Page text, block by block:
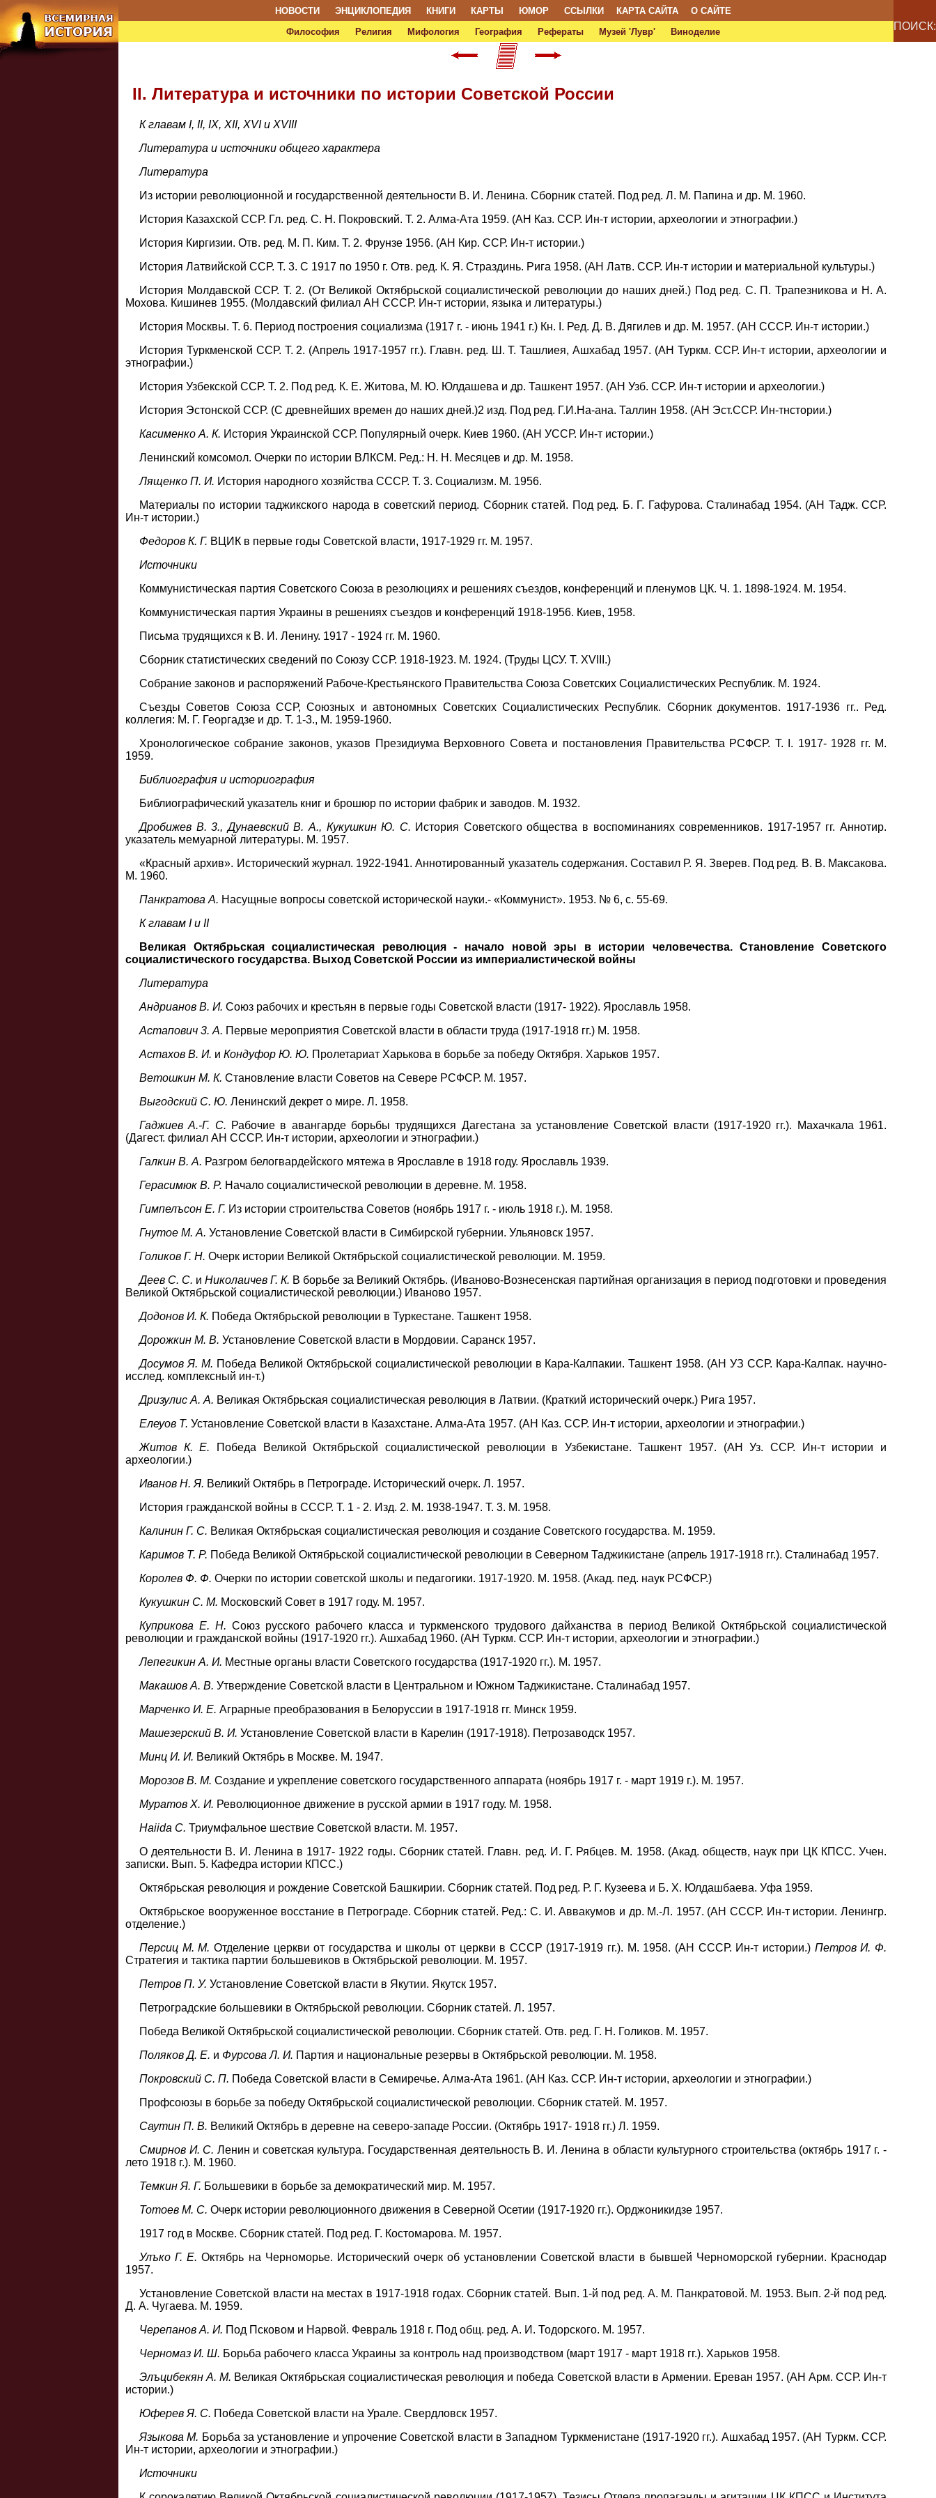
НОВОСТИ ЭНЦИКЛОПЕДИЯ КНИГИ КАРТЫ ЮМОР ССЫЛКИ КАРТА САЙТА
О САЙТЕ
Философия
Религия Мифология География Рефераты Музей 'Лувр' Виноделие ПОИСК:
II. Литература и источники по истории Советской России
К главам I, II, IX, XII, XVI и XVIII
Литература и источники общего характера
Литература
Из истории революционной и государственной деятельности В. И. Ленина. Сборник статей. Под ред. Л. М. Папина и др. М. 1960.
История Казахской ССР. Гл. ред. С. Н. Покровский. Т. 2. Алма-Ата 1959. (АН Каз. ССР. Ин-т истории, археологии и этнографии.)
История Киргизии. Отв. ред. М. П. Ким. Т. 2. Фрунзе 1956. (АН Кир. ССР. Ин-т истории.)
История Латвийской ССР. Т. 3. С 1917 по 1950 г. Отв. ред. К. Я. Страздинь. Рига 1958. (АН Латв. ССР. Ин-т истории и материальной культуры.)
История Молдавской ССР. Т. 2. (От Великой Октябрьской социалистической революции до наших дней.) Под ред. С. П. Трапезникова и Н. А.
Мохова. Кишинев 1955. (Молдавский филиал АН СССР. Ин-т истории, языка и литературы.)
История Москвы. Т. 6. Период построения социализма (1917 г. - июнь 1941 г.) Кн. I. Ред. Д. В. Дягилев и др. М. 1957. (АН СССР. Ин-т истории.)
История Туркменской ССР. Т. 2. (Апрель 1917-1957 гг.). Главн. ред. Ш. Т. Ташлиея, Ашхабад 1957. (АН Туркм. ССР. Ин-т истории, археологии и
этнографии.)
История Узбекской ССР. Т. 2. Под ред. К. Е. Житова, М. Ю. Юлдашева и др. Ташкент 1957. (АН Узб. ССР. Ин-т истории и археологии.)
История Эстонской ССР. (С древнейших времен до наших дней.)2 изд. Под ред. Г.И.На-ана. Таллин 1958. (АН Эст.ССР. Ин-тнстории.)
Касименко А. К. История Украинской ССР. Популярный очерк. Киев 1960. (АН УССР. Ин-т истории.)
Ленинский комсомол. Очерки по истории ВЛКСМ. Ред.: Н. Н. Месяцев и др. М. 1958.
Лященко П. И. История народного хозяйства СССР. Т. 3. Социализм. М. 1956.
Материалы по истории таджикского народа в советский период. Сборник статей. Под ред. Б. Г. Гафурова. Сталинабад 1954. (АН Тадж. ССР.
Ин-т истории.)
Федоров К. Г. ВЦИК в первые годы Советской власти, 1917-1929 гг. М. 1957.
Источники
Коммунистическая партия Советского Союза в резолюциях и решениях съездов, конференций и пленумов ЦК. Ч. 1. 1898-1924. М. 1954.
Коммунистическая партия Украины в решениях съездов и конференций 1918-1956. Киев, 1958.
Письма трудящихся к В. И. Ленину. 1917 - 1924 гг. М. 1960.
Сборник статистических сведений по Союзу ССР. 1918-1923. М. 1924. (Труды ЦСУ. Т. XVIII.)
Собрание законов и распоряжений Рабоче-Крестьянского Правительства Союза Советских Социалистических Республик. М. 1924.
Съезды Советов Союза ССР, Союзных и автономных Советских Социалистических Республик. Сборник документов. 1917-1936 гг.. Ред.
коллегия: М. Г. Георгадзе и др. Т. 1-3., М. 1959-1960.
Хронологическое собрание законов, указов Президиума Верховного Совета и постановления Правительства РСФСР. Т. I. 1917- 1928 гг. М.
1959.
Библиография и историография
Библиографический указатель книг и брошюр по истории фабрик и заводов. М. 1932.
Дробижев В. 3., Дунаевский В. А., Кукушкин Ю. С. История Советского общества в воспоминаниях современников. 1917-1957 гг. Аннотир.
указатель мемуарной литературы. М. 1957.
«Красный архив». Исторический журнал. 1922-1941. Аннотированный указатель содержания. Составил Р. Я. Зверев. Под ред. В. В. Максакова.
М. 1960.
Панкратова А. Насущные вопросы советской исторической науки.- «Коммунист». 1953. № 6, с. 55-69.
К главам I и II
Великая Октябрьская социалистическая революция - начало новой эры в истории человечества. Становление Советского
социалистического государства. Выход Советской России из империалистической войны
Литература
Андрианов В. И. Союз рабочих и крестьян в первые годы Советской власти (1917- 1922). Ярославль 1958.
Астапович 3. А. Первые мероприятия Советской власти в области труда (1917-1918 гг.) М. 1958.
Астахов В. И. и Кондуфор Ю. Ю. Пролетариат Харькова в борьбе за победу Октября. Харьков 1957.
Ветошкин М. К. Становление власти Советов на Севере РСФСР. М. 1957.
Выгодский С. Ю. Ленинский декрет о мире. Л. 1958.
Гаджиев А.-Г. С. Рабочие в авангарде борьбы трудящихся Дагестана за установление Советской власти (1917-1920 гг.). Махачкала 1961.
(Дагест. филиал АН СССР. Ин-т истории, археологии и этнографии.)
Галкин В. А. Разгром белогвардейского мятежа в Ярославле в 1918 году. Ярославль 1939.
Герасимюк В. Р. Начало социалистической революции в деревне. М. 1958.
Гимпелъсон Е. Г. Из истории строительства Советов (ноябрь 1917 г. - июль 1918 г.). М. 1958.
Гнутое М. А. Установление Советской власти в Симбирской губернии. Ульяновск 1957.
Голиков Г. Н. Очерк истории Великой Октябрьской социалистической революции. М. 1959.
Деев С. С. и Николаичев Г. К. В борьбе за Великий Октябрь. (Иваново-Вознесенская партийная организация в период подготовки и проведения
Великой Октябрьской социалистической революции.) Иваново 1957.
Додонов И. К. Победа Октябрьской революции в Туркестане. Ташкент 1958.
Дорожкин М. В. Установление Советской власти в Мордовии. Саранск 1957.
Досумов Я. М. Победа Великой Октябрьской социалистической революции в Кара-Калпакии. Ташкент 1958. (АН УЗ ССР. Кара-Калпак. научно-
исслед. комплексный ин-т.)
Дризулис А. А. Великая Октябрьская социалистическая революция в Латвии. (Краткий исторический очерк.) Рига 1957.
Елеуов Т. Установление Советской власти в Казахстане. Алма-Ата 1957. (АН Каз. ССР. Ин-т истории, археологии и этнографии.)
Житов К. Е. Победа Великой Октябрьской социалистической революции в Узбекистане. Ташкент 1957. (АН Уз. ССР. Ин-т истории и
археологии.)
Иванов Н. Я. Великий Октябрь в Петрограде. Исторический очерк. Л. 1957.
История гражданской войны в СССР. Т. 1 - 2. Изд. 2. М. 1938-1947. Т. 3. М. 1958.
Калинин Г. С. Великая Октябрьская социалистическая революция и создание Советского государства. М. 1959.
Каримов Т. Р. Победа Великой Октябрьской социалистической революции в Северном Таджикистане (апрель 1917-1918 гг.). Сталинабад 1957.
Королев Ф. Ф. Очерки по истории советской школы и педагогики. 1917-1920. М. 1958. (Акад. пед. наук РСФСР.)
Кукушкин С. М. Московский Совет в 1917 году. М. 1957.
Куприкова Е. Н. Союз русского рабочего класса и туркменского трудового дайханства в период Великой Октябрьской социалистической
революции и гражданской войны (1917-1920 гг.). Ашхабад 1960. (АН Туркм. ССР. Ин-т истории, археологии и этнографии.)
Лепегикин А. И. Местные органы власти Советского государства (1917-1920 гг.). М. 1957.
Макашов А. В. Утверждение Советской власти в Центральном и Южном Таджикистане. Сталинабад 1957.
Марченко И. Е. Аграрные преобразования в Белоруссии в 1917-1918 гг. Минск 1959.
Машезерский В. И. Установление Советской власти в Карелин (1917-1918). Петрозаводск 1957.
Минц И. И. Великий Октябрь в Москве. М. 1947.
Морозов В. М. Создание и укрепление советского государственного аппарата (ноябрь 1917 г. - март 1919 г.). М. 1957.
Муратов X. И. Революционное движение в русской армии в 1917 году. М. 1958.
Haiida С. Триумфальное шествие Советской власти. М. 1957.
О деятельности В. И. Ленина в 1917- 1922 годы. Сборник статей. Главн. ред. И. Г. Рябцев. М. 1958. (Акад. обществ, наук при ЦК КПСС. Учен.
записки. Вып. 5. Кафедра истории КПСС.)
Октябрьская революция и рождение Советской Башкирии. Сборник статей. Под ред. Р. Г. Кузеева и Б. X. Юлдашбаева. Уфа 1959.
Октябрьское вооруженное восстание в Петрограде. Сборник статей. Ред.: С. И. Аввакумов и др. М.-Л. 1957. (АН СССР. Ин-т истории. Ленингр.
отделение.)
Персиц М. М. Отделение церкви от государства и школы от церкви в СССР (1917-1919 гг.). М. 1958. (АН СССР. Ин-т истории.) Петров И. Ф.
Стратегия и тактика партии большевиков в Октябрьской революции. М. 1957.
Петров П. У. Установление Советской власти в Якутии. Якутск 1957.
Петроградские большевики в Октябрьской революции. Сборник статей. Л. 1957.
Победа Великой Октябрьской социалистической революции. Сборник статей. Отв. ред. Г. Н. Голиков. М. 1957.
Поляков Д. Е. и Фурсова Л. И. Партия и национальные резервы в Октябрьской революции. М. 1958.
Покровский С. П. Победа Советской власти в Семиречье. Алма-Ата 1961. (АН Каз. ССР. Ин-т истории, археологии и этнографии.)
Профсоюзы в борьбе за победу Октябрьской социалистической революции. Сборник статей. М. 1957.
Саутин П. В. Великий Октябрь в деревне на северо-западе России. (Октябрь 1917- 1918 гг.) Л. 1959.
Смирнов И. С. Ленин и советская культура. Государственная деятельность В. И. Ленина в области культурного строительства (октябрь 1917 г. -
лето 1918 г.). М. 1960.
Темкин Я. Г. Большевики в борьбе за демократический мир. М. 1957.
Tomoeв M. С. Очерк истории революционного движения в Северной Осетии (1917-1920 гг.). Орджоникидзе 1957.
1917 год в Москве. Сборник статей. Под ред. Г. Костомарова. М. 1957.
Улъко Г. Е. Октябрь на Черноморье. Исторический очерк об установлении Советской власти в бывшей Черноморской губернии. Краснодар
1957.
Установление Советской власти на местах в 1917-1918 годах. Сборник статей. Вып. 1-й под ред. А. М. Панкратовой. М. 1953. Вып. 2-й под ред.
Д. А. Чугаева. М. 1959.
Черепанов А. И. Под Псковом и Нарвой. Февраль 1918 г. Под общ. ред. А. И. Тодорского. М. 1957.
Черномаз И. Ш. Борьба рабочего класса Украины за контроль над производством (март 1917 - март 1918 гг.). Харьков 1958.
Элъцибекян А. М. Великая Октябрьская социалистическая революция и победа Советской власти в Армении. Ереван 1957. (АН Арм. ССР. Ин-т
истории.)
Юферев Я. С. Победа Советской власти на Урале. Свердловск 1957.
Языкова М. Борьба за установление и упрочение Советской власти в Западном Туркменистане (1917-1920 гг.). Ашхабад 1957. (АН Туркм. ССР.
Ин-т истории, археологии и этнографии.)
Источники